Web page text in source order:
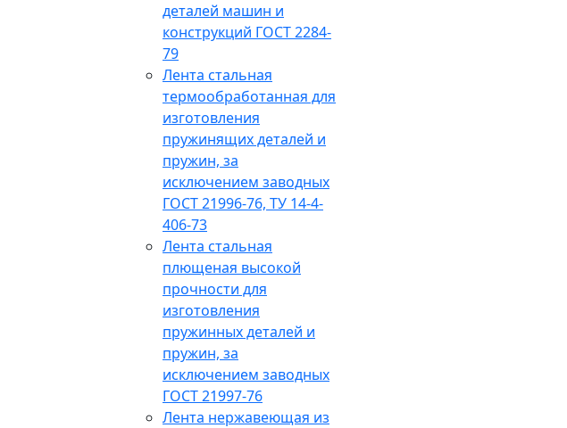
деталей машин и
конструкций ГОСТ 2284-
79
Лента стальная
термообработанная для
изготовления
пружинящих деталей и
пружин, за
исключением заводных
ГОСТ 21996-76, ТУ 14-4-
406-73
Лента стальная
плющеная высокой
прочности для
изготовления
пружинных деталей и
пружин, за
исключением заводных
ГОСТ 21997-76
Лента нержавеющая из